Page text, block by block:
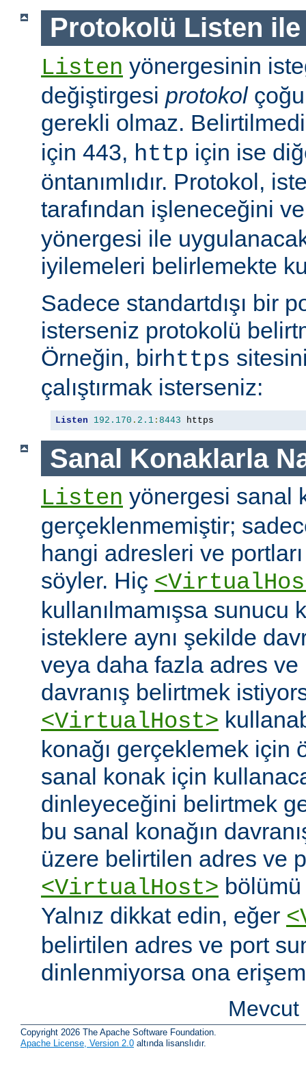
Protokolü Listen
Listen yönergesinin
değiştirgesi protokolçoğu
gerekli olmaz.
için 443, http için ise
öntanımlıdır. Protokol,
tarafından işleneceğini
yönergesi ile
iyilemeleri belirlemekte
Sadece standartdışı bir
isterseniz protokolü
Örneğin, birhttps
çalıştırmak isterseniz:
Listen 192.170 . 2.1 : 8443 https
Sanal Konaklarla
Listen yönergesi sanal
gerçeklenmemiştir;
hangi adresleri ve
söyler. Hiç
kullanılmamışsa sunucu
isteklere aynı şekilde
veya daha fazla adres ve
davranış belirtmek
<VirtualHost>
konağı gerçeklemek için
sanal konak için
dinleyeceğini belirtmek
bu sanal konağın
üzere belirtilen adres ve
<VirtualHost> bölümü
Yalnız dikkat edin, eğer
belirtilen adres ve port
dinlenmiyorsa ona
Copyright 2026 The Apache Software Foundation.
Apache License, Version 2.0 altında lisanslıdır.